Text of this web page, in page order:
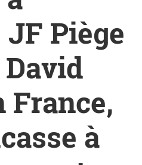
JF Piège
France,
à